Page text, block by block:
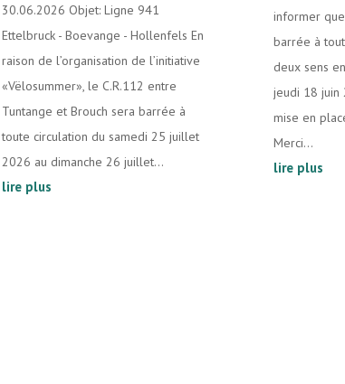
30.06.2026 Objet: Ligne 941
Ettelbruck - Boevange - Hollenfels En
raison de l’organisation de l’initiative
«Vëlosummer», le C.R.112 entre
Tuntange et Brouch sera barrée à
toute circulation du samedi 25 juillet
2026 au dimanche 26 juillet...
lire plus
informer
barrée à
deux sens
jeudi 18 juin
mise en
Merci...
lire plus